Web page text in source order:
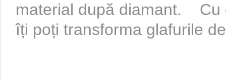
material după diamant. Cu
îți poți transforma glafurile